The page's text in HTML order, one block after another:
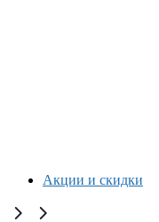
Акции и скидки